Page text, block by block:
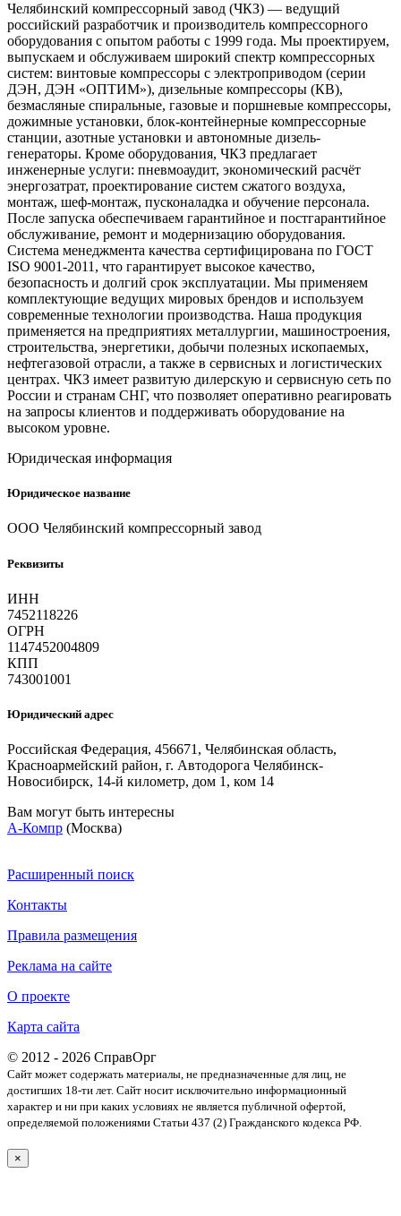
Челябинский компрессорный завод (ЧКЗ) — ведущий
российский разработчик и производитель компрессорного
оборудования с опытом работы с 1999 года. Мы проектируем,
выпускаем и обслуживаем широкий спектр компрессорных
систем: винтовые компрессоры с электроприводом (серии
ДЭН, ДЭН «ОПТИМ»), дизельные компрессоры (КВ),
безмасляные спиральные, газовые и поршневые компрессоры,
дожимные установки, блок-контейнерные компрессорные
станции, азотные установки и автономные дизель-
генераторы. Кроме оборудования, ЧКЗ предлагает
инженерные услуги: пневмоаудит, экономический расчёт
энергозатрат, проектирование систем сжатого воздуха,
монтаж, шеф-монтаж, пусконаладка и обучение персонала.
После запуска обеспечиваем гарантийное и постгарантийное
обслуживание, ремонт и модернизацию оборудования.
Система менеджмента качества сертифицирована по ГОСТ
ISO 9001-2011, что гарантирует высокое качество,
безопасность и долгий срок эксплуатации. Мы применяем
комплектующие ведущих мировых брендов и используем
современные технологии производства. Наша продукция
применяется на предприятиях металлургии, машиностроения,
строительства, энергетики, добычи полезных ископаемых,
нефтегазовой отрасли, а также в сервисных и логистических
центрах. ЧКЗ имеет развитую дилерскую и сервисную сеть по
России и странам СНГ, что позволяет оперативно реагировать
на запросы клиентов и поддерживать оборудование на
высоком уровне.
Юридическая информация
Юридическое название
ООО Челябинский компрессорный завод
Реквизиты
ИНН
7452118226
ОГРН
1147452004809
КПП
743001001
Юридический адрес
Российская Федерация, 456671, Челябинская область,
Красноармейский район, г. Автодорога Челябинск-
Новосибирск, 14-й километр, дом 1, ком 14
Вам могут быть интересны
А-Компр (Москва)
Расширенный поиск
Контакты
Правила размещения
Реклама на сайте
О проекте
Карта сайта
© 2012 - 2026 СправОрг
Сайт может содержать материалы, не предназначенные для лиц, не
достигших 18-ти лет. Cайт носит исключительно информационный
характер и ни при каких условиях не является публичной офертой,
определяемой положениями Статьи 437 (2) Гражданского кодекса РФ.
×